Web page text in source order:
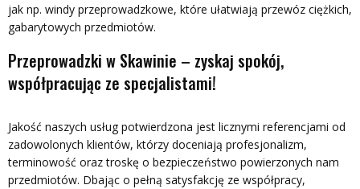
jak np. windy przeprowadzkowe, które ułatwiają przewóz ciężkich,
gabarytowych przedmiotów.
Przeprowadzki w Skawinie – zyskaj spokój,
współpracując ze specjalistami!
Jakość naszych usług potwierdzona jest licznymi referencjami od
zadowolonych klientów, którzy doceniają profesjonalizm,
terminowość oraz troskę o bezpieczeństwo powierzonych nam
przedmiotów. Dbając o pełną satysfakcję ze współpracy,